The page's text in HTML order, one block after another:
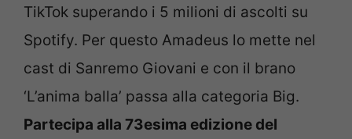
TikTok superando i 5 milioni di ascolti su
Spotify. Per questo Amadeus lo mette nel
cast di Sanremo Giovani e con il brano
‘L’anima balla’ passa alla categoria Big.
Partecipa alla 73esima edizione del